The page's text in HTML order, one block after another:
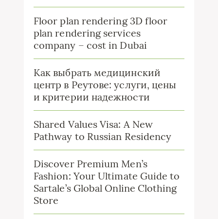
Floor plan rendering 3D floor
plan rendering services
company – cost in Dubai
Как выбрать медицинский
центр в Реутове: услуги, цены
и критерии надежности
Shared Values Visa: A New
Pathway to Russian Residency
Discover Premium Men’s
Fashion: Your Ultimate Guide to
Sartale’s Global Online Clothing
Store